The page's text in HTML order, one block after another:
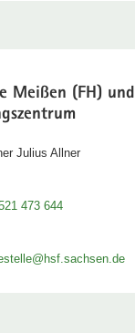
Meißen (FH) und
Julius Allner
473 644